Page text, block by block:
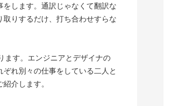
します。通訳じゃなくて翻訳な
りするだけ、打ち合わせすらな
ます。エンジニアとデザイナの
れ別々の仕事をしている二人と
介します。